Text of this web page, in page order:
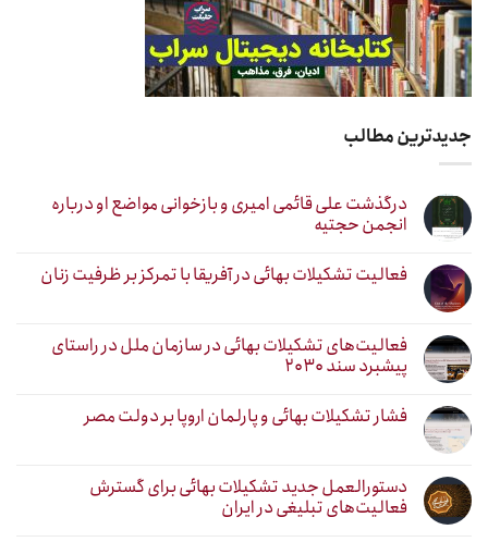
جدیدترین مطالب
درگذشت علی قائمی امیری و بازخوانی مواضع او درباره
انجمن حجتیه
فعالیت تشکیلات بهائی در آفریقا با تمرکز بر ظرفیت زنان
فعالیت‌های تشکیلات بهائی در سازمان ملل در راستای
پیشبرد سند ۲۰۳۰
فشار تشکیلات بهائی و پارلمان اروپا بر دولت مصر
دستورالعمل جدید تشکیلات بهائی برای گسترش
فعالیت‌های تبلیغی در ایران